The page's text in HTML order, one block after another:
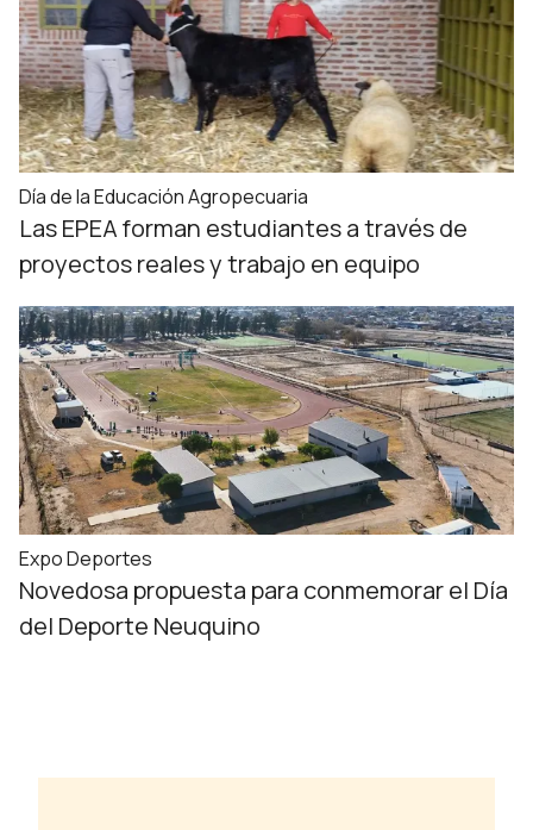
Día de la Educación Agropecuaria
Las EPEA forman estudiantes a través de
proyectos reales y trabajo en equipo
Expo Deportes
Novedosa propuesta para conmemorar el Día
del Deporte Neuquino